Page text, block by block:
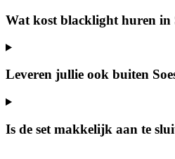
Wat kost blacklight huren in
Leveren jullie ook buiten
Is de set makkelijk aan te